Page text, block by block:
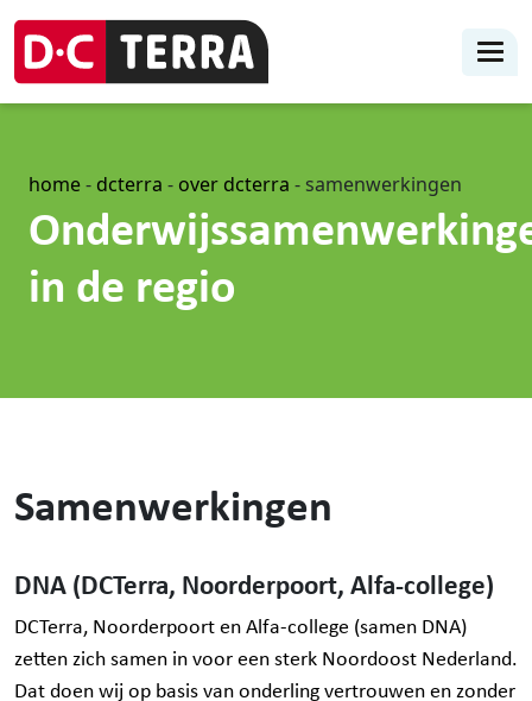
home- dcterra - over dcterra - samenwerkingen
in de regio
Samenwerkingen
DNA (DCTerra, Noorderpoort, Alfa-college)
DCTerra, Noorderpoort en Alfa-college (samen DNA)
zetten zich samen in voor een sterk Noordoost Nederland.
Dat doen wij op basis van onderling vertrouwen en zonder